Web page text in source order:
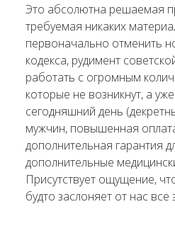
Это абсолютна решаемая
требуемая никаких
первоначально отменить
кодекса, рудимент
работать с огромным
которые не возникнут, а
сегодняшний день
мужчин, повышенная
дополнительная гарантия
дополнительные
Присутствует ощущение,
будто заслоняет от нас